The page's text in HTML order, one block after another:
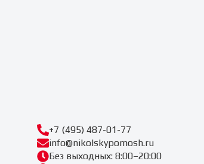
+7 (495) 487-01-77
info@nikolskypomosh.ru
Без выходных: 8:00–20:00